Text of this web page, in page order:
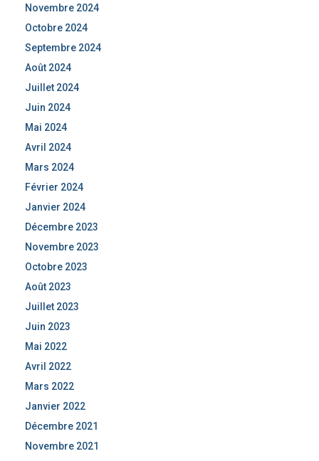
Novembre 2024
Octobre 2024
Septembre 2024
Août 2024
Juillet 2024
Juin 2024
Mai 2024
Avril 2024
Mars 2024
Février 2024
Janvier 2024
Décembre 2023
Novembre 2023
Octobre 2023
Août 2023
Juillet 2023
Juin 2023
Mai 2022
Avril 2022
Mars 2022
Janvier 2022
Décembre 2021
Novembre 2021